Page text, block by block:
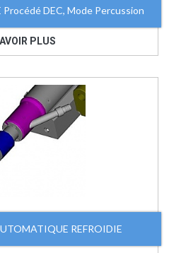
DEC, Mode Percussion
PLUS
REFROIDIE